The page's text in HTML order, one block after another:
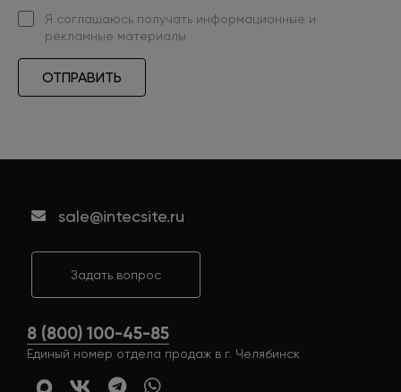
Я соглашаюсь получать информационные и
рекламные материалы
ОТПРАВИТЬ
sale@intecsite.ru
Задать вопрос
8 (800) 100-45-85
Единый номер отдела продаж в г. Челябинск